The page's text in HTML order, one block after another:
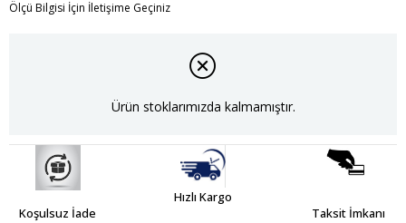
Ölçü Bilgisi İçin İletişime Geçiniz
Ürün stoklarımızda kalmamıştır.
Koşulsuz İade
Hızlı Kargo
Taksit İmkanı